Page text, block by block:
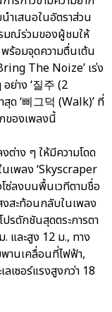
ำเสนอในอัตราส่วน
มณ์ร่วมของผู้ชมให้
อมจุดความตื่นเต้น
The Noize’ เร่ง
ย่าง ‘질주 (2
สุด ‘삐그덕 (Walk)’ ที่
ของเพลงนี้
ต่าง ๆ ให้มีความโดด
นเพลง ‘Skyscraper
โซ่ลงบนพื้นเวทีตามชื่อ
งสะท้อนกลับในเพลง
รดักชันสุดตระการตา
และสูง 12 ม., ทาง
านเคลื่อนที่ไฟฟ้า,
เซอร์แรงสูงกว่า 18